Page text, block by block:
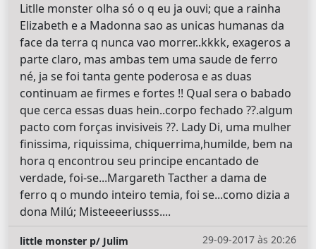
Litlle monster olha só o q eu ja ouvi; que a rainha
Elizabeth e a Madonna sao as unicas humanas da
face da terra q nunca vao morrer..kkkk, exageros a
parte claro, mas ambas tem uma saude de ferro
né, ja se foi tanta gente poderosa e as duas
continuam ae firmes e fortes !! Qual sera o babado
que cerca essas duas hein..corpo fechado ??.algum
pacto com forças invisiveis ??. Lady Di, uma mulher
finissima, riquissima, chiquerrima,humilde, bem na
hora q encontrou seu principe encantado de
verdade, foi-se...Margareth Tacther a dama de
ferro q o mundo inteiro temia, foi se...como dizia a
dona Milú; Misteeeeriusss....
29-09-2017 às 20:26
little monster p/ Julim